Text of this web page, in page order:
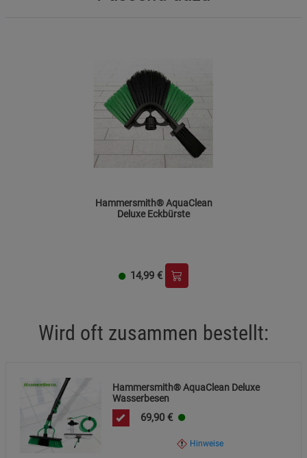
Bei Verwendung auf Glasflächen nicht mit übermäßiger
Kraft arbeiten, um Bruch oder Schäden zu vermeiden.
Gerät nach Gebrauch gründlich mit klarem Wasser
durchspülen und trocknen lassen, um Ablagerungen und
Materialverschleiß zu vermeiden.
Produkt außerhalb der Reichweite von Kindern
Keine Verwendung bei Temperaturen unter dem
Gefrierpunkt – Gefahr von Frostschäden am
Hammersmith® AquaClean
Deluxe Eckbürste
14,99 €
Wird oft zusammen bestellt:
Hammersmith® AquaClean Deluxe
Wasserbesen
69,90 €
Hinweise